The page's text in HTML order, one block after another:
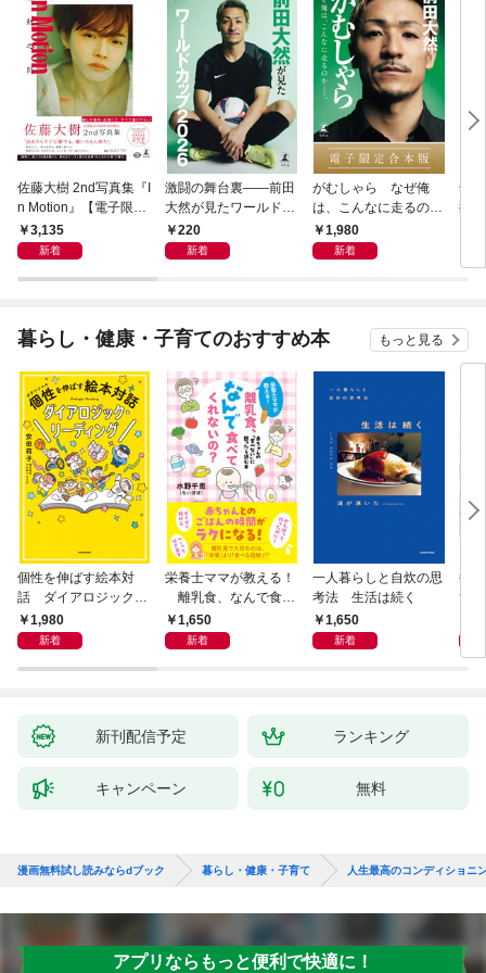
佐藤大樹 2nd写真集『I
n Motion』【電子限定
動画特典付き】
3,135
新着
激闘の舞台裏――前田
大然が見たワールドカ
ップ2026
220
新着
がむしゃら なぜ俺
は、こんなに走るのか
——。【電子限定合本
版】
1,980
新着
千
捕
暮らし・健康・子育てのおすすめ本 もっと見る
個性を伸ばす絵本対
話 ダイアロジック・
リーディング
1,980
新着
栄養士ママが教える！
離乳食、なんで食べ
てくれないの？ 赤ちゃ
んの「食べない」に困
1,650
新着
一人暮らしと自炊の思
考法 生活は続く
1,650
新着
毎
ず
新刊配信予定 ランキング
キャンペーン 無料
漫画無料試し読みならdブック 暮らし・健康・子育て 人生最高のコンディショ
アプリならもっと便利で快適に！